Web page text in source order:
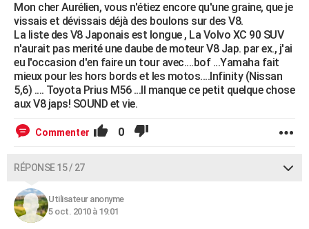
Mon cher Aurélien, vous n'étiez encore qu'une graine, que je
vissais et dévissais déjà des boulons sur des V8.
La liste des V8 Japonais est longue , La Volvo XC 90 SUV
n'aurait pas merité une daube de moteur V8 Jap. par ex., j'ai
eu l'occasion d'en faire un tour avec....bof ...Yamaha fait
mieux pour les hors bords et les motos....Infinity (Nissan
5,6) .... Toyota Prius M56 ...Il manque ce petit quelque chose
aux V8 japs! SOUND et vie.
Commenter 0
RÉPONSE 15 / 27
Utilisateur anonyme
5 oct. 2010 à 19:01